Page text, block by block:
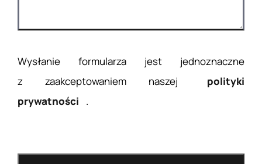
Wysłanie formularza jest jednoznaczne
z zaakceptowaniem naszej
polityki
prywatności
.